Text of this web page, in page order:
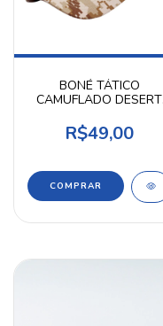
BONÉ TÁTICO
CAMUFLADO DESERT
R$49,00